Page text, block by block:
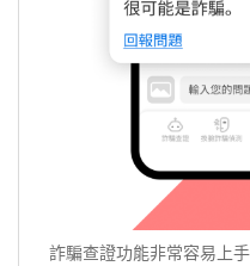
詐騙查證功能非常容易上